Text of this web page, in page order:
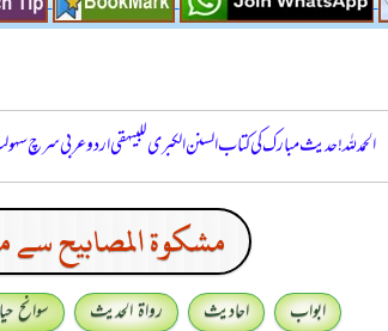
الحمدللہ! حدیث مبارک کی کتاب السنن الكبرى للبيهقي اردو عربی
مشكوة المصابيح سے
ابواب احادیث رواۃ الحدیث
سوانح